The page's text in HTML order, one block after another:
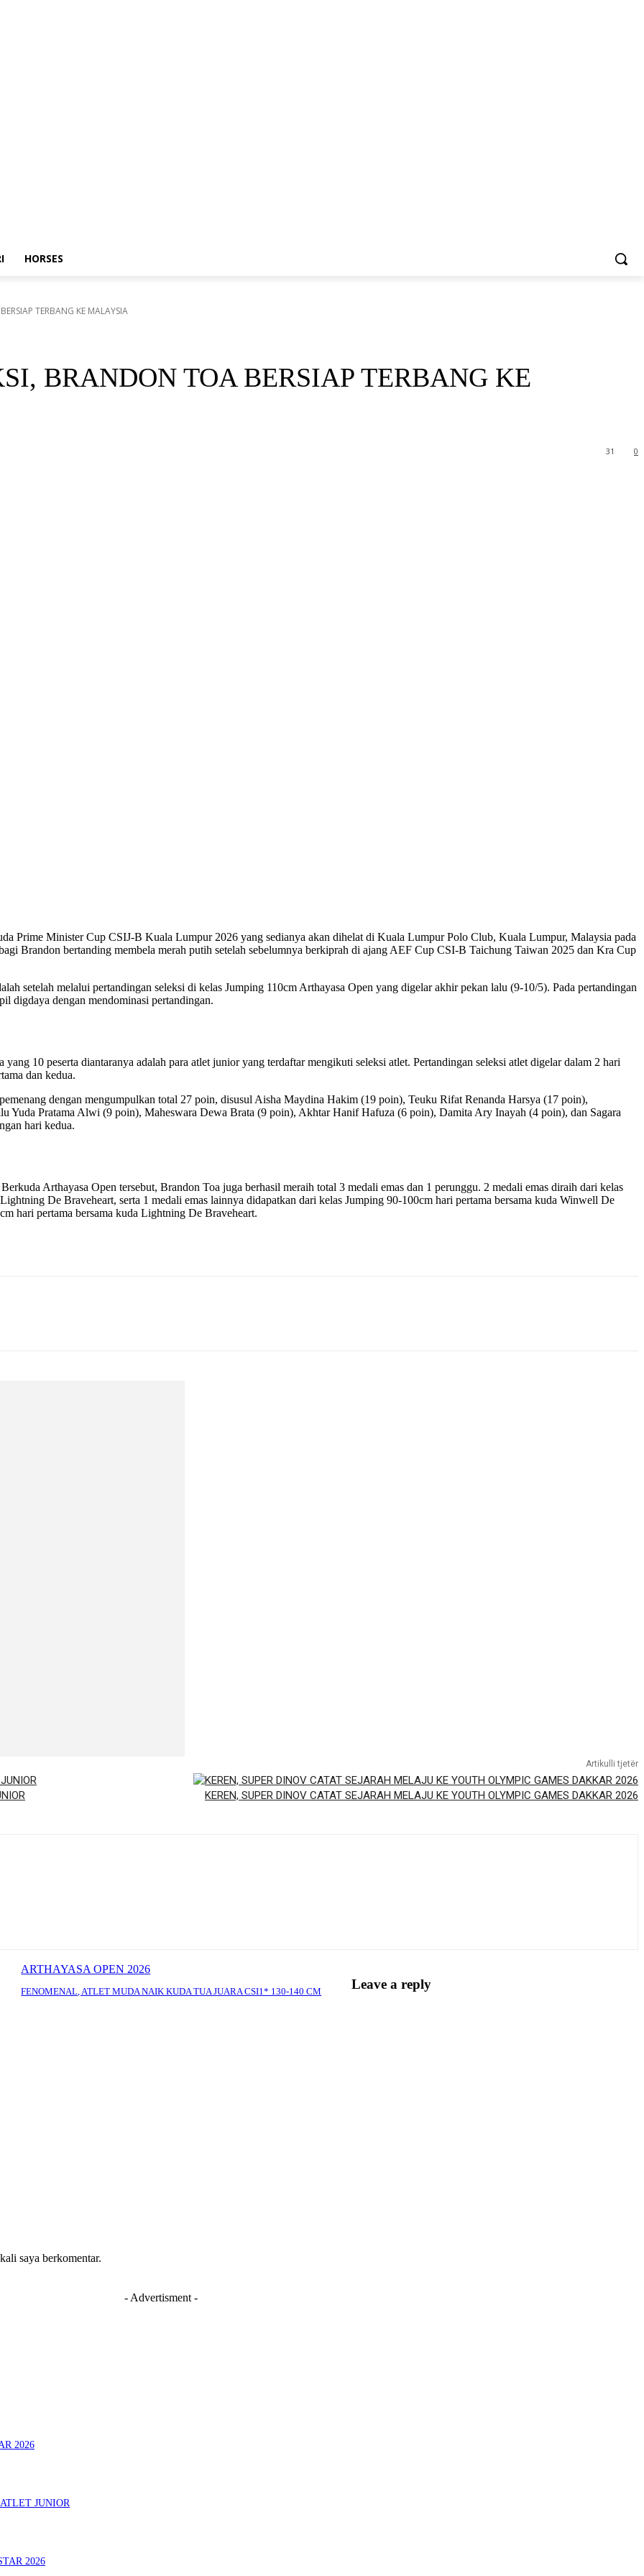
HORSES
TERBANG KE MALAYSIA
BRANDON TOA BERSIAP TERBANG KE
0
31
Prime Minister Cup CSIJ-B Kuala Lumpur 2026 yang sedianya akan dihelat di Kuala Lumpur Polo Club, Kuala Lumpur, Malaysia pada
Brandon bertanding membela merah putih setelah sebelumnya berkiprah di ajang AEF Cup CSI-B Taichung Taiwan 2025 dan Kra Cup
setelah melalui pertandingan seleksi di kelas Jumping 110cm Arthayasa Open yang digelar akhir pekan lalu (9-10/5). Pada pertandingan
digdaya dengan mendominasi pertandingan.
10 peserta diantaranya adalah para atlet junior yang terdaftar mengikuti seleksi atlet. Pertandingan seleksi atlet digelar dalam 2 hari
dan kedua.
dengan mengumpulkan total 27 poin, disusul Aisha Maydina Hakim (19 poin), Teuku Rifat Renanda Harsya (17 poin),
Yuda Pratama Alwi (9 poin), Maheswara Dewa Brata (9 poin), Akhtar Hanif Hafuza (6 poin), Damita Ary Inayah (4 poin), dan Sagara
hari kedua.
Arthayasa Open tersebut, Brandon Toa juga berhasil meraih total 3 medali emas dan 1 perunggu. 2 medali emas diraih dari kelas
De Braveheart, serta 1 medali emas lainnya didapatkan dari kelas Jumping 90-100cm hari pertama bersama kuda Winwell De
hari pertama bersama kuda Lightning De Braveheart.
Artikulli tjetër
KEREN, SUPER DINOV CATAT SEJARAH MELAJU KE YOUTH OLYMPIC GAMES DAKKAR 2026
ARTHAYASA OPEN 2026
FENOMENAL, ATLET MUDA NAIK KUDA TUA JUARA CSI1* 130-140 CM Leave a reply
saya berkomentar.
- Advertisment -
2026
JUNIOR
2026